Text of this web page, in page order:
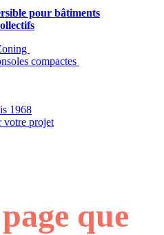
pour bâtiments
compactes
1968
votre projet
que